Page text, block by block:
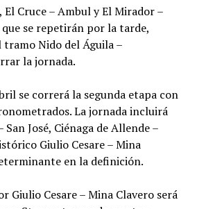
El Cruce – Ambul y El Mirador –
que se repetirán por la tarde,
tramo Nido del Águila –
la jornada.
se correrá la segunda etapa con
La jornada incluirá
José, Ciénaga de Allende –
Giulio Cesare – Mina
en la definición.
Giulio Cesare – Mina Clavero será